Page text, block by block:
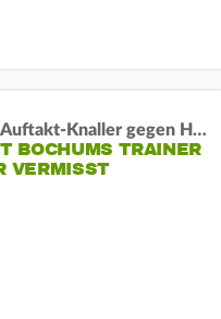
Vor dem Auftakt-Knaller gegen Hertha:
BOCHUMS TRAINER
VERMISST